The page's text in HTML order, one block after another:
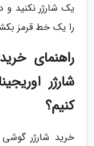
یک شارژر نکنید و
را یک خط قرمز
راهنمای
شارژر
کنیم؟
خرید شارژر گوشی